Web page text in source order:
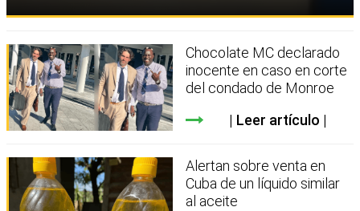
Chocolate MC declarado
inocente en caso en corte
del condado de Monroe
Leer artículo
Alertan sobre venta en
Cuba de un líquido similar
al aceite